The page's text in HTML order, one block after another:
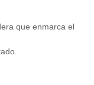
que enmarca el